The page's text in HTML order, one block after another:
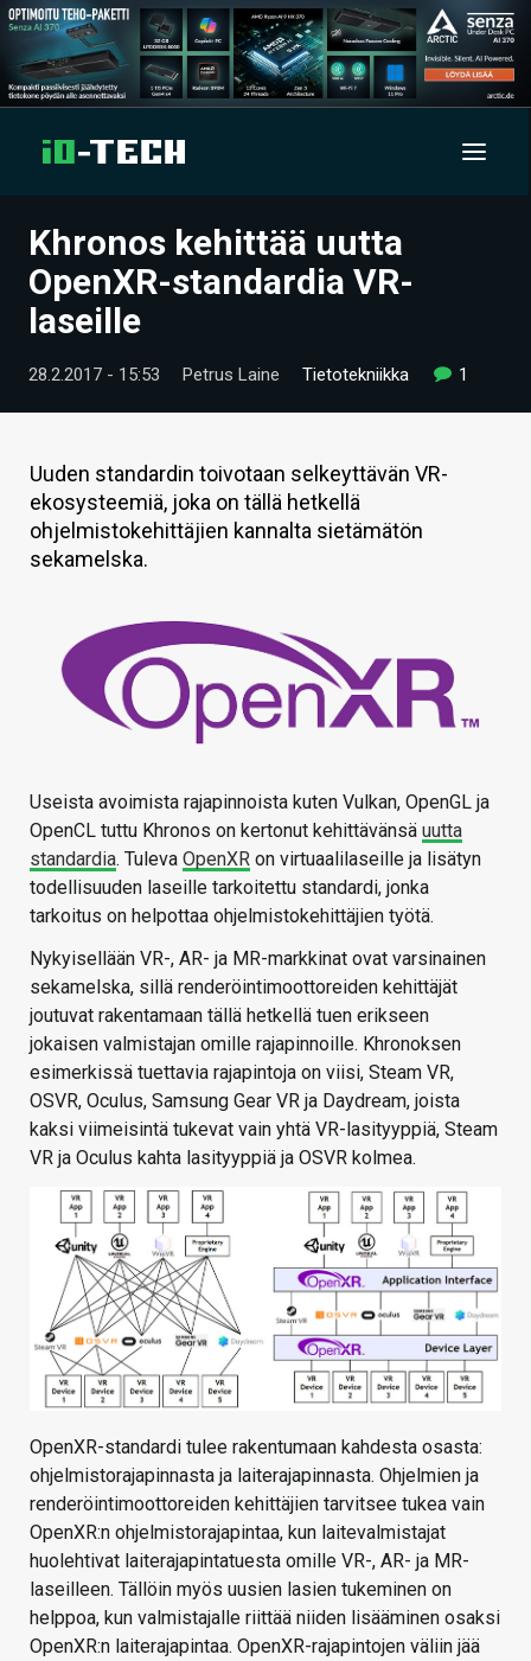
UUTISET
ARTIKKELIT
VIDEOT
TECHBBS
TIETOA
HINTA.FI
KAUPPA
Khronos kehittää uutta
OpenXR-standardia VR-
laseille
28.2.2017 - 15:53 Petrus Laine Tietotekniikka 1
Uuden standardin toivotaan selkeyttävän VR-
ekosysteemiä, joka on tällä hetkellä
ohjelmistokehittäjien kannalta sietämätön
sekamelska.
Useista avoimista rajapinnoista kuten Vulkan, OpenGL ja
OpenCL tuttu Khronos on kertonut kehittävänsä uutta
standardia. Tuleva OpenXR on virtuaalilaseille ja lisätyn
todellisuuden laseille tarkoitettu standardi, jonka
tarkoitus on helpottaa ohjelmistokehittäjien työtä.
Nykyisellään VR-, AR- ja MR-markkinat ovat varsinainen
sekamelska, sillä renderöintimoottoreiden kehittäjät
joutuvat rakentamaan tällä hetkellä tuen erikseen
jokaisen valmistajan omille rajapinnoille. Khronoksen
esimerkissä tuettavia rajapintoja on viisi, Steam VR,
OSVR, Oculus, Samsung Gear VR ja Daydream, joista
kaksi viimeisintä tukevat vain yhtä VR-lasityyppiä, Steam
VR ja Oculus kahta lasityyppiä ja OSVR kolmea.
OpenXR-standardi tulee rakentumaan kahdesta osasta:
ohjelmistorajapinnasta ja laiterajapinnasta. Ohjelmien ja
renderöintimoottoreiden kehittäjien tarvitsee tukea vain
OpenXR:n ohjelmistorajapintaa, kun laitevalmistajat
huolehtivat laiterajapintatuesta omille VR-, AR- ja MR-
laseilleen. Tällöin myös uusien lasien tukeminen on
helppoa, kun valmistajalle riittää niiden lisääminen osaksi
OpenXR:n laiterajapintaa. OpenXR-rajapintojen väliin jää